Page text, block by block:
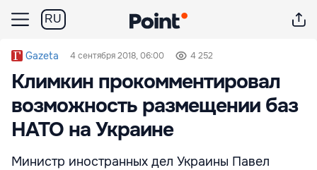
RU
Gazeta 4 сентября 2018, 06:00 4 252
Климкин прокомментировал
возможность размещении баз
НАТО на Украине
Министр иностранных дел Украины Павел